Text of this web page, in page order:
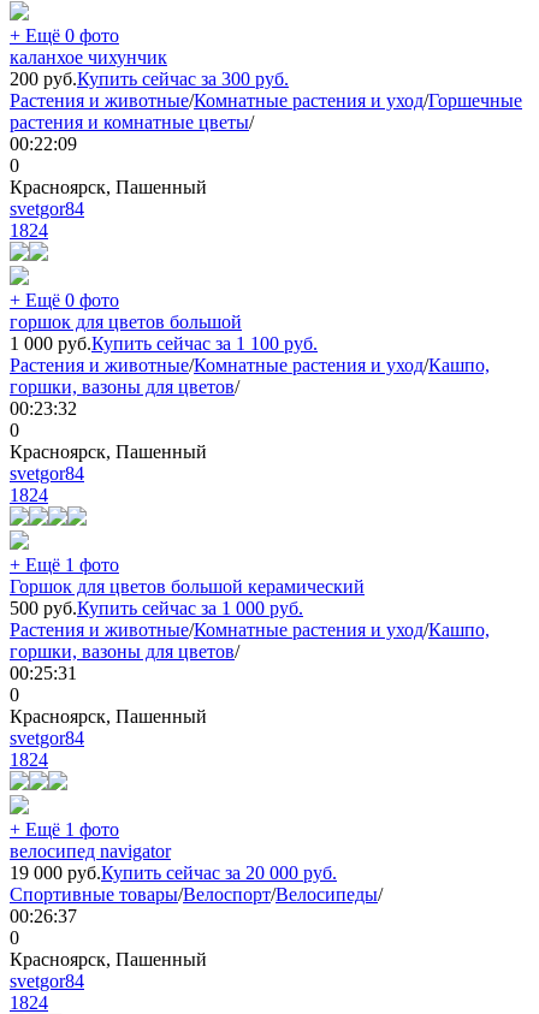
+ Ещё 0 фото
каланхое чихунчик
200 руб.Купить сейчас за 300 руб.
Растения и животные/Комнатные растения и уход/Горшечные
растения и комнатные цветы/
00:22:09
0
Красноярск, Пашенный
svetgor84
1824
+ Ещё 0 фото
горшок для цветов большой
1 000 руб.Купить сейчас за 1 100 руб.
Растения и животные/Комнатные растения и уход/Кашпо,
горшки, вазоны для цветов/
00:23:32
0
Красноярск, Пашенный
svetgor84
1824
+ Ещё 1 фото
Горшок для цветов большой керамический
500 руб.Купить сейчас за 1 000 руб.
Растения и животные/Комнатные растения и уход/Кашпо,
горшки, вазоны для цветов/
00:25:31
0
Красноярск, Пашенный
svetgor84
1824
+ Ещё 1 фото
велосипед navigator
19 000 руб.Купить сейчас за 20 000 руб.
Спортивные товары/Велоспорт/Велосипеды/
00:26:37
0
Красноярск, Пашенный
svetgor84
1824